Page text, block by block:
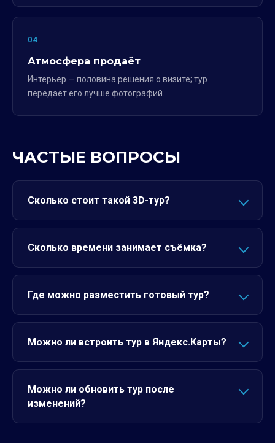
04
Атмосфера продаёт
Интерьер — половина решения о визите; тур
передаёт его лучше фотографий.
ЧАСТЫЕ ВОПРОСЫ
Сколько стоит такой 3D-тур?
Сколько времени занимает съёмка?
Где можно разместить готовый тур?
Можно ли встроить тур в Яндекс.Карты?
Можно ли обновить тур после
изменений?